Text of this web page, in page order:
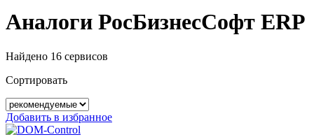
Аналоги РосБизнесСофт ERP
Найдено 16 сервисов
Сортировать
Добавить в избранное